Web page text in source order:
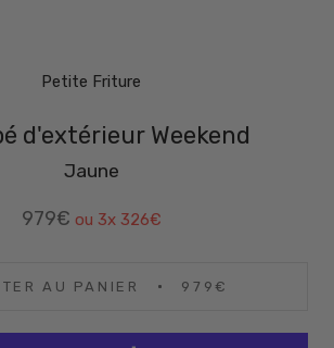
Petite Friture
d'extérieur Weekend
Jaune
979€ ou 3x 326€
AU PANIER 979€